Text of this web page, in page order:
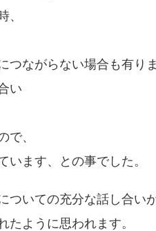
、
ながらない場合も有りま
い
で、
ます、との事でした。
いての充分な話し合い
ように思われます。